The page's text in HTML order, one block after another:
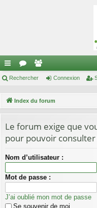
cc
ra
pi
de
or
m
s
e
br
es
Rechercher Connexion
Index du forum
Le forum exige que
pour pouvoir
Nom d’utilisateur :
Mot de passe :
J’ai oublié mon mot de passe
Se souvenir de moi